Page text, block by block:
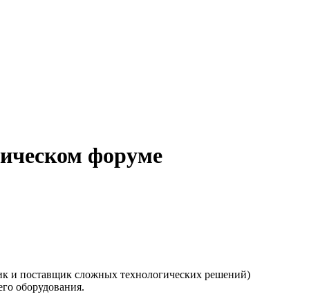
форуме
и поставщик сложных технологических решений)
оборудования.